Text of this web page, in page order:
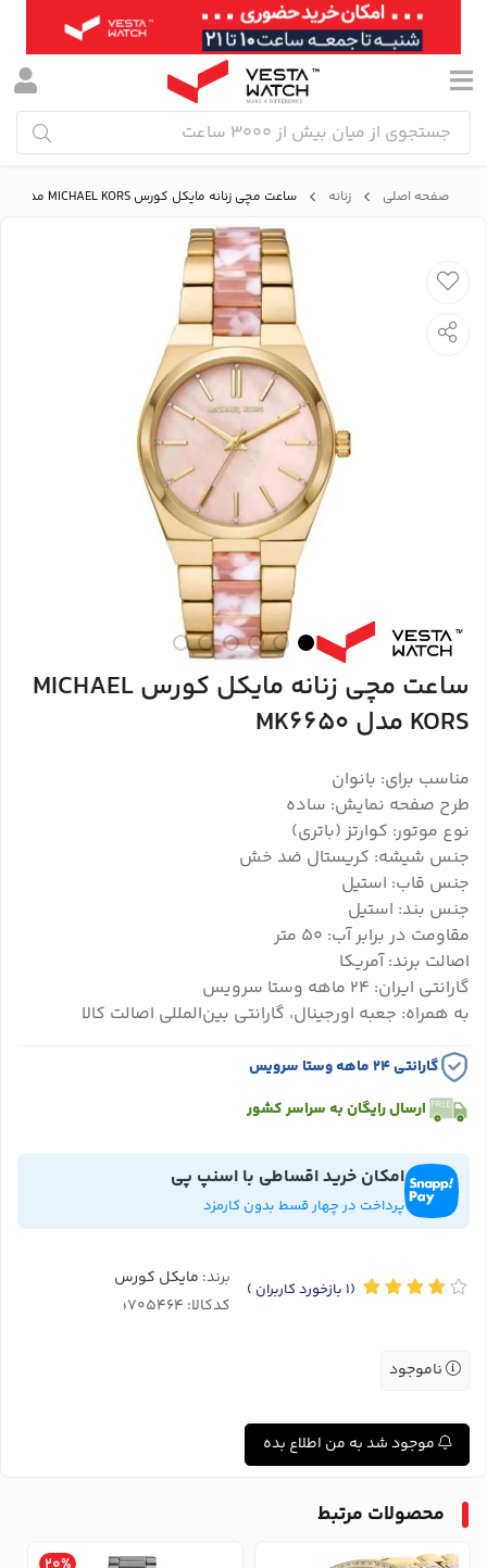
صفحه اصلی زنانه ساعت مچی زنانه مایکل کورس MICHAEL KORS مدل MK6650
ساعت مچی زنانه مایکل کورس MICHAEL
KORS مدل MK6650
مناسب برای: بانوان
طرح صفحه نمایش: ساده
نوع موتور: کوارتز (باتری)
جنس شیشه: کریستال ضد خش
جنس قاب: استیل
جنس بند: استیل
مقاومت در برابر آب: ۵۰ متر
اصالت برند: آمریکا
گارانتی ایران: ۲۴ ماهه وستا سرویس
به همراه: جعبه اورجینال، گارانتی بین‌المللی اصالت کالا
گارانتی ۲۴ ماهه وستا سرویس
ارسال رایگان به سراسر کشور
امکان خرید اقساطی با اسنپ پی
پرداخت در چهار قسط بدون کارمزد
(1 بازخورد کاربران ) برند: مایکل کورس
کدکالا:
ناموجود
موجود شد به من اطلاع بده
محصولات مرتبط